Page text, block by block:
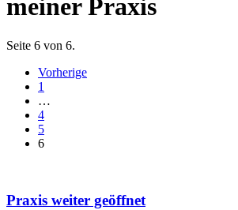
meiner Praxis
Seite 6 von 6.
Vorherige
1
…
4
5
6
Praxis weiter geöffnet